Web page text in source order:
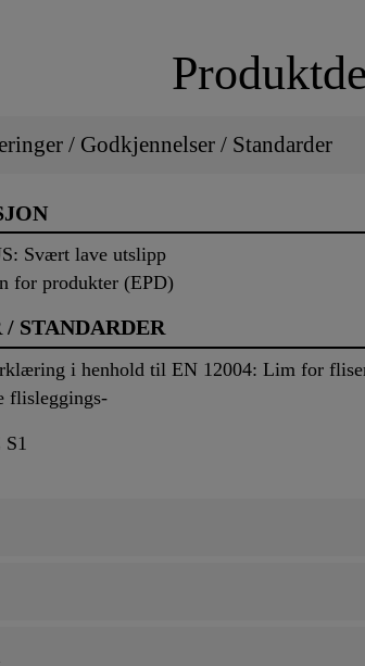
/ Godkjennelser / Standarder
Svært lave utslipp
for produkter (EPD)
STANDARDER
i henhold til EN 12004: Lim for
flisleggings-